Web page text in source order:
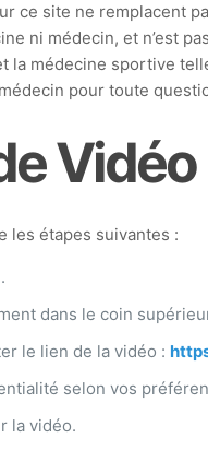
ce site ne remplacent
ni médecin, et n’est
la médecine sportive
pour toute
Vidéo
les étapes suivantes :
dans le coin
le lien de la vidéo :
selon vos
la vidéo.